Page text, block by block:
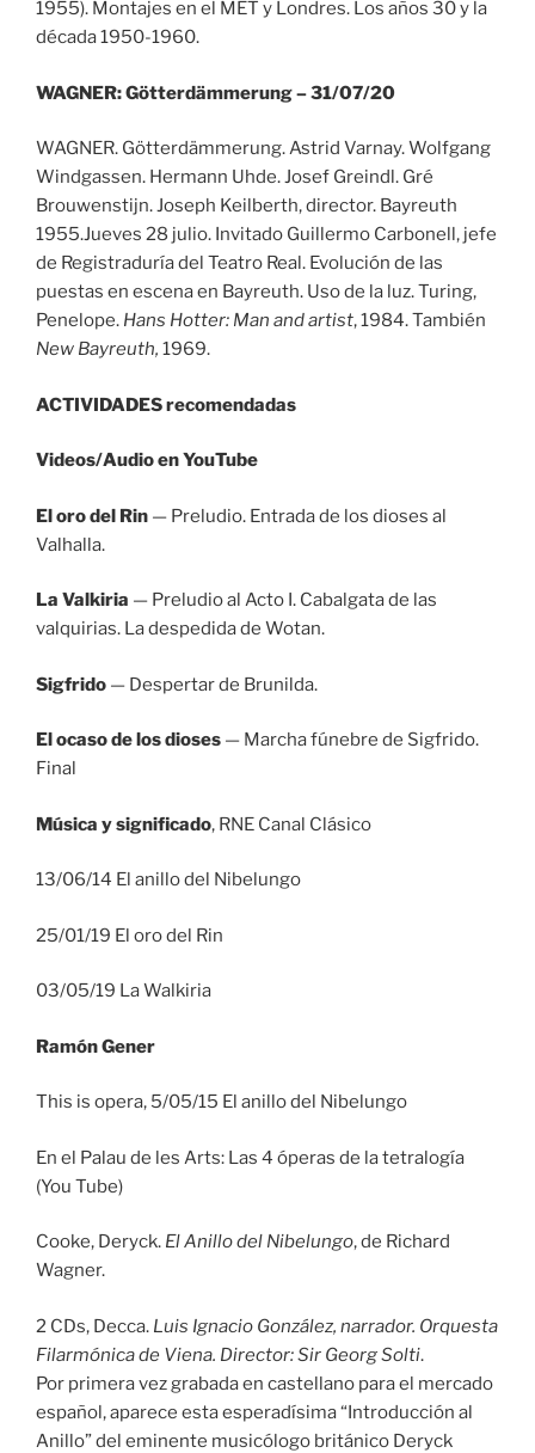
1955). Montajes en el MET y Londres. Los años 30 y la
década 1950-1960.
WAGNER: Götterdämmerung – 31/07/20
WAGNER. Götterdämmerung. Astrid Varnay. Wolfgang
Windgassen. Hermann Uhde. Josef Greindl. Gré
Brouwenstijn. Joseph Keilberth, director. Bayreuth
1955.Jueves 28 julio. Invitado Guillermo Carbonell, jefe
de Registraduría del Teatro Real. Evolución de las
puestas en escena en Bayreuth. Uso de la luz. Turing,
Penelope. Hans Hotter: Man and artist, 1984. También
New Bayreuth, 1969.
ACTIVIDADES recomendadas
Videos/Audio en YouTube
El oro del Rin — Preludio. Entrada de los dioses al
Valhalla.
La Valkiria — Preludio al Acto I. Cabalgata de las
valquirias. La despedida de Wotan.
Sigfrido — Despertar de Brunilda.
El ocaso de los dioses — Marcha fúnebre de Sigfrido.
Final
Música y significado, RNE Canal Clásico
13/06/14 El anillo del Nibelungo
25/01/19 El oro del Rin
03/05/19 La Walkiria
Ramón Gener
This is opera, 5/05/15 El anillo del Nibelungo
En el Palau de les Arts: Las 4 óperas de la tetralogía
(You Tube)
Cooke, Deryck. El Anillo del Nibelungo, de Richard
Wagner.
2 CDs, Decca. Luis Ignacio González, narrador. Orquesta
Filarmónica de Viena. Director: Sir Georg Solti.
Por primera vez grabada en castellano para el mercado
español, aparece esta esperadísima “Introducción al
Anillo” del eminente musicólogo británico Deryck